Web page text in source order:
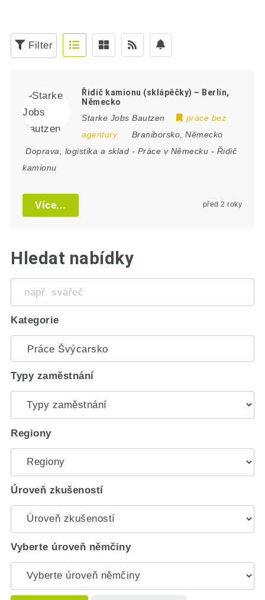
Filter
Řidič kamionu (sklápěčky) – Berlín,
Německo
Starke Jobs Bautzen
práce bez
agentury
Braniborsko ,Německo
Doprava, logistika a sklad - Práce v Německu - Řidič
kamionu
Více... před 2 roky
Hledat nabídky
svářeč
Kategorie
Typy zaměstnání
Regiony
Úroveň zkušeností
Vyberte úroveň němčiny